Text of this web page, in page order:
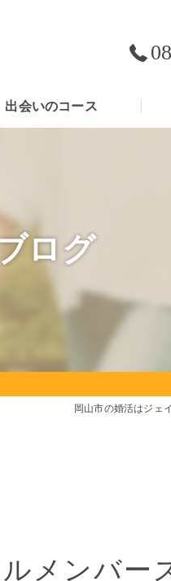
出会いのコース
ログ
岡山市の婚活はジェ
メンバー